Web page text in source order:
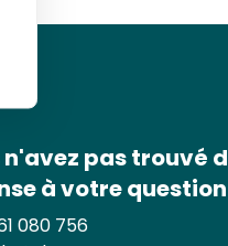
n'avez pas trouvé
à votre question
080 756